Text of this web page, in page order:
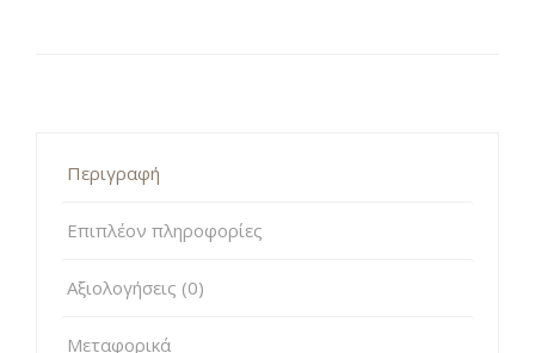
Περιγραφή
Επιπλέον πληροφορίες
Αξιολογήσεις (0)
Μεταφορικά